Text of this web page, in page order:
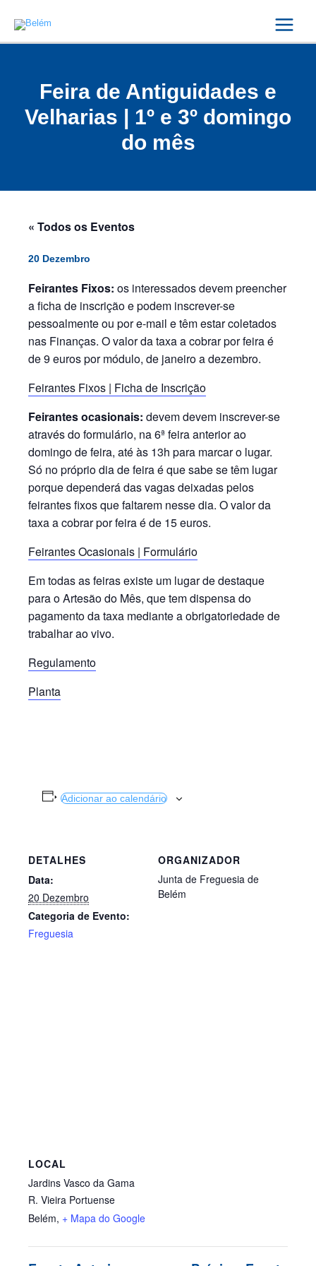
Feira de Antiguidades e
Velharias | 1º e 3º domingo
do mês
« Todos os Eventos
20 Dezembro
Feirantes Fixos: os interessados devem preencher
a ficha de inscrição e podem inscrever-se
pessoalmente ou por e-mail e têm estar coletados
nas Finanças. O valor da taxa a cobrar por feira é
de 9 euros por módulo, de janeiro a dezembro.
Feirantes Fixos | Ficha de Inscrição
Feirantes ocasionais: devem devem inscrever-se
através do formulário, na 6ª feira anterior ao
domingo de feira, até às 13h para marcar o lugar.
Só no próprio dia de feira é que sabe se têm lugar
porque dependerá das vagas deixadas pelos
feirantes fixos que faltarem nesse dia. O valor da
taxa a cobrar por feira é de 15 euros.
Feirantes Ocasionais | Formulário
Em todas as feiras existe um lugar de destaque
para o Artesão do Mês, que tem dispensa do
pagamento da taxa mediante a obrigatoriedade de
trabalhar ao vivo.
Regulamento
Planta
Adicionar ao calendário
DETALHES
Data:
20 Dezembro
Categoria de Evento:
Freguesia
ORGANIZADOR
Junta de Freguesia de
Belém
LOCAL
Jardins Vasco da Gama
R. Vieira Portuense
Belém, + Mapa do Google